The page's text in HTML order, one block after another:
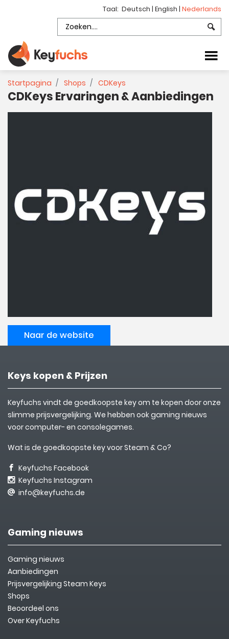
Taal: Deutsch | English | Nederlands
Startpagina Shops CDKeys
CDKeys Ervaringen & Aanbiedingen
Naar de website
Keys kopen & Prijzen
Keyfuchs vindt de goedkoopste key om te kopen door onze
slimme prijsvergelijking. We hebben ook gaming nieuws
voor computer- en consolegames.
Wat is de goedkoopste key voor Steam & Co?
Keyfuchs Facebook
Keyfuchs Instagram
info@keyfuchs.de
Gaming nieuws
Gaming nieuws
Aanbiedingen
Prijsvergelijking Steam Keys
Shops
Beoordeel ons
Over Keyfuchs